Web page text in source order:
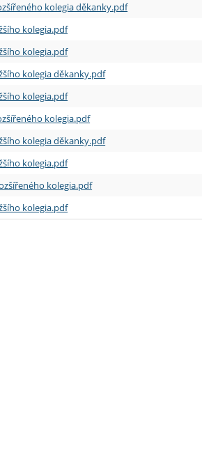
kolegia děkanky.pdf
kolegia.pdf
kolegia.pdf
kolegia děkanky.pdf
kolegia.pdf
kolegia.pdf
kolegia děkanky.pdf
kolegia.pdf
kolegia.pdf
kolegia.pdf